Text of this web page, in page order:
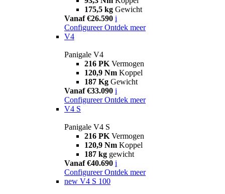
175,5 kg Gewicht
Vanaf €26.590 i
Configureer Ontdek meer
V4
Panigale V4
216 PK Vermogen
120,9 Nm Koppel
187 Kg Gewicht
Vanaf €33.090 i
Configureer Ontdek meer
V4 S
Panigale V4 S
216 PK Vermogen
120,9 Nm Koppel
187 kg gewicht
Vanaf €40.690 i
Configureer Ontdek meer
new V4 S 100